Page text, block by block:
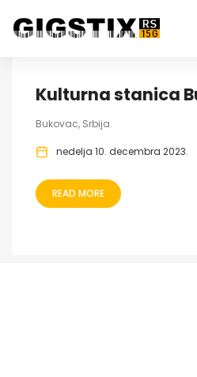
Kulturna stanica
Bukovac, Srbija.
nedelja 10. decembra 2023.
READ MORE